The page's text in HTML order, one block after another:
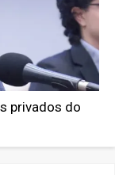
privados do